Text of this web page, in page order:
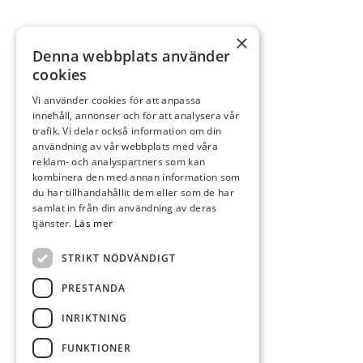
×
Denna webbplats använder
cookies
Vi använder cookies för att anpassa
innehåll, annonser och för att analysera vår
trafik. Vi delar också information om din
användning av vår webbplats med våra
reklam- och analyspartners som kan
kombinera den med annan information som
du har tillhandahållit dem eller som de har
samlat in från din användning av deras
tjänster. Läs mer
STRIKT NÖDVÄNDIGT
PRESTANDA
INRIKTNING
FUNKTIONER